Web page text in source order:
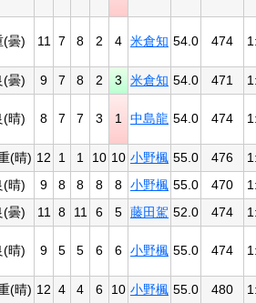
(曇) 11 7 8 2 4 米倉知 54.0 474
(曇) 9 7 8 2 3 米倉知 54.0 471
(晴) 8 7 7 3 1 中島龍 54.0 474
(晴) 12 1 1 10 10 小野楓 55.0 476
(晴) 9 8 8 8 8 小野楓 55.0 470
(曇) 11 8 11 6 5 藤田駕 52.0 474
(晴) 9 5 5 6 6 小野楓 55.0 474
(晴) 12 4 4 6 10 小野楓 55.0 480